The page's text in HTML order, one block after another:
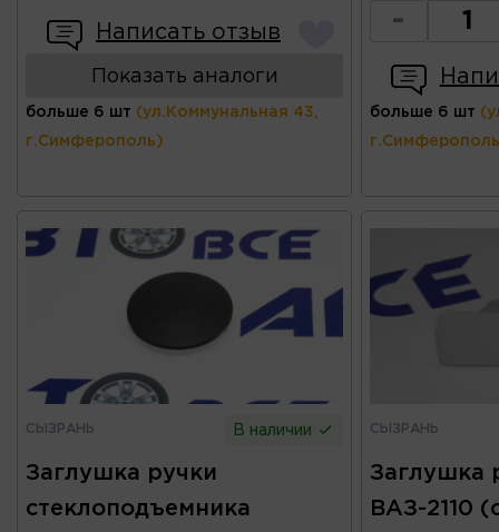
Написать отзыв
Показать аналоги
больше 6 шт (ул.Коммунальная 43,
г.Симферополь)
-
больше 6 шт
СЫЗРАНЬ В наличии
Заглушка ручки
стеклоподъемника
СЫЗРАНЬ
Заглушка
ВАЗ-2110